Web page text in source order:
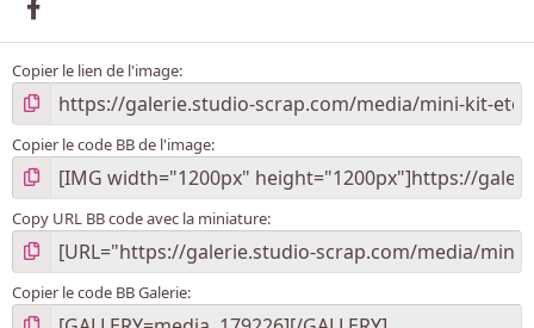
Copier le lien de l'image
Copier le code BB de l'image
Copy URL BB code avec la miniature
Copier le code BB Galerie